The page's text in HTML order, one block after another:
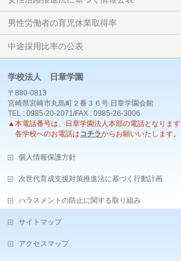
男性労働者の育児休業取得率
中途採用比率の公表
学校法人 日章学園
〒880-0813
宮崎県宮崎市丸島町２番３６号 日章学園会館
TEL : 0985-20-2071/FAX : 0985-26-3006
▲本電話番号は、日章学園法人本部の電話となります
各学校へのお電話は コチラからお願いいたします。
個人情報保護方針
次世代育成支援対策推進法に基づく行動計画
ハラスメントの防止に関する取り組み
サイトマップ
アクセスマップ